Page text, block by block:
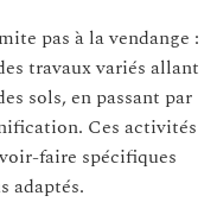
pas à la vendange :
travaux variés allant
sols, en passant par
Ces activités
faire spécifiques
adaptés.